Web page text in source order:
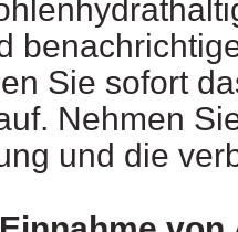
Sie sofort
Nehmen
und die